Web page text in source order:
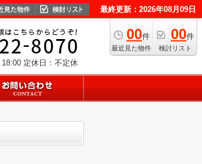
最終更新：2026年08月09日
00件
最近見た物件
00件
検討リスト
定休日：不定休